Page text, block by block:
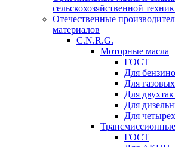
сельскохозяйственной
Отечественные
материалов
C.N.R.G.
Моторные масла
ГОСТ
Для
Для
Для
Для
Для
ГОСТ